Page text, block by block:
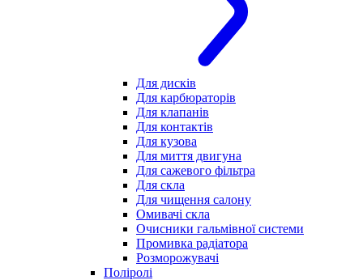
Для дисків
Для карбюраторів
Для клапанів
Для контактів
Для кузова
Для миття двигуна
Для сажевого фільтра
Для скла
Для чищення салону
Омивачі скла
Очисники гальмівної системи
Промивка радіатора
Розморожувачі
Поліролі